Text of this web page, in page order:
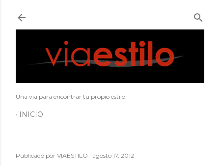
Una vía para encontrar tu propio estilo
INICIO
Publicado por VIAESTILO agosto 17, 2012